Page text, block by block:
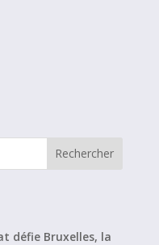
défie Bruxelles, la